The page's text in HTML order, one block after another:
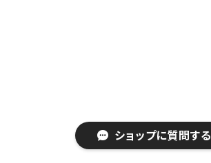
ショップに質問する